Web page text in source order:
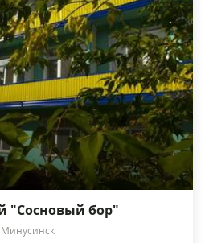
"Сосновый бор"
Минусинск